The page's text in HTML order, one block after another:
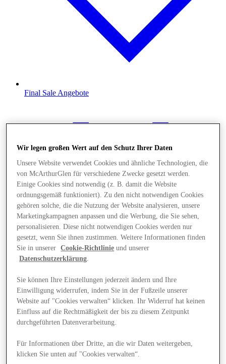
Final Sale Angebote
News
Wir legen großen Wert auf den Schutz Ihrer Daten
Unsere Website verwendet Cookies und ähnliche Technologien, die
von McArthurGlen für verschiedene Zwecke gesetzt werden.
Einige Cookies sind notwendig (z. B. damit die Website
ordnungsgemäß funktioniert). Zu den nicht notwendigen Cookies
gehören solche, die die Nutzung der Website analysieren, unsere
Marketingkampagnen anpassen und die Werbung, die Sie sehen,
personalisieren. Diese nicht notwendigen Cookies werden nur
gesetzt, wenn Sie ihnen zustimmen. Weitere Informationen finden
Sie in unserer
Cookie-Richtlinie und unserer
Datenschutzerklärung.
Sie können Ihre Einstellungen jederzeit ändern und Ihre
Einwilligung widerrufen, indem Sie in der Fußzeile unserer
Website auf "Cookies verwalten“ klicken. Ihr Widerruf hat keinen
Einfluss auf die Rechtmäßigkeit der bis zu diesem Zeitpunkt
durchgeführten Datenverarbeitung.
Für Informationen über Dritte, an die wir Daten weitergeben,
klicken Sie unten auf "Cookies verwalten“.